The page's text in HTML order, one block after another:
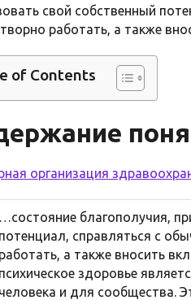
свой собственный
работать, а также
of Contents
организация
…состояние благополучия,
потенциал, справляться с
работать, а также вносить
психическое здоровье
человека и для сообщества.